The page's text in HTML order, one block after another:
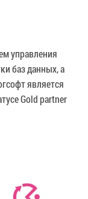
управления
баз данных, а
является
Gold partner